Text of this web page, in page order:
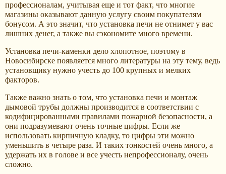
профессионалам, учитывая еще и тот факт, что многие
магазины оказывают данную услугу своим покупателям
бонусом. А это значит, что установка печи не отнимет у вас
лишних денег, а также вы сэкономите много времени.
Установка печи-каменки дело хлопотное, поэтому в
Новосибирске появляется много литературы на эту тему, ведь
установщику нужно учесть до 100 крупных и мелких
факторов.
Также важно знать о том, что установка печи и монтаж
дымовой трубы должны производится в соответствии с
кодифицированными правилами пожарной безопасности, а
они подразумевают очень точные цифры. Если же
использовать кирпичную кладку, то цифры эти можно
уменьшить в четыре раза. И таких тонкостей очень много, а
удержать их в голове и все учесть непрофессионалу, очень
сложно.